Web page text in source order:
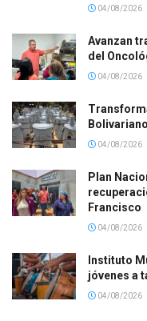
04/08/2026
Avanzan
del
04/08/2026
04/08/2026
Plan
Francisco
04/08/2026
Instituto
jóvenes a
04/08/2026